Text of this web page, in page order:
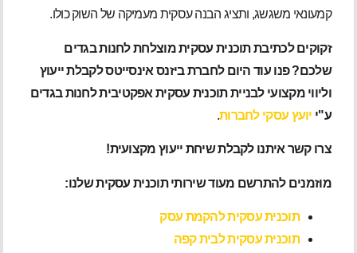
קמעונאי משגשג, ותציג הבנה עסקית מעמיקה של השוק כולו.
זקוקים לכתיבת תוכנית עסקית מוצלחת לחנות בגדים
שלכם? פנו עוד היום לחברת ביזנס אינסייטס לקבלת ייעוץ
וליווי מקצועי לבניית תוכנית עסקית אפקטיבית לחנות בגדים
ע"י יועץ עסקי לחברות.
צרו קשר איתנו לקבלת שיחת ייעוץ מקצועית!
מוזמנים להתרשם מעוד שירותי תוכנית עסקית שלנו:
תוכנית עסקית להקמת עסק
תוכנית עסקית לבית קפה